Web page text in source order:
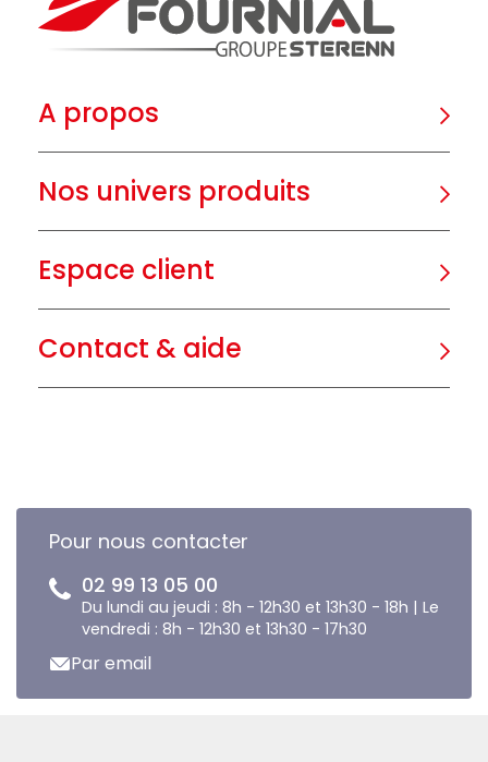
A propos
Nos univers produits
Espace client
Contact & aide
Pour nous contacter
02 99 13 05 00
Du lundi au jeudi : 8h - 12h30 et 13h30 - 18h | Le
vendredi : 8h - 12h30 et 13h30 - 17h30
Par email